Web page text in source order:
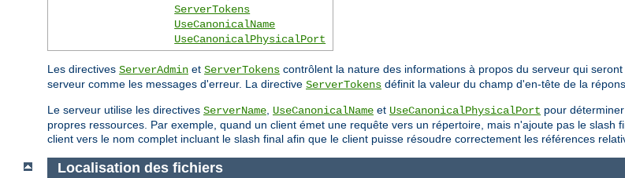
ServerTokens
UseCanonicalName
UseCanonicalPhysicalPort
Les directives ServerAdmin et ServerTokens contrôlent la nature des informations à propos du serveur qui
serveur comme les messages d'erreur. La directive ServerTokens définit la valeur du champ d'en-tête de la
Le serveur utilise les directives ServerName UseCanonicalName et UseCanonicalPhysicalPort pour
propres ressources. Par exemple, quand un client émet une requête vers un répertoire, mais n'ajoute pas le slash
client vers le nom complet incluant le slash final afin que le client puisse résoudre correctement les références
Localisation des fichiers